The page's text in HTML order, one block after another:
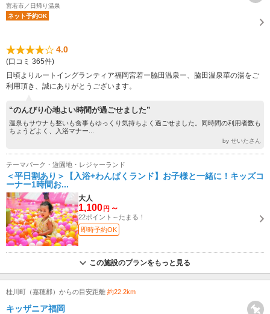
宮若市／日帰り温泉
ネット予約OK
4.0
(口コミ 365件)
日頃よりルートイングランティア福岡宮若ー脇田温泉ー、脇田温泉華の湯をご
利用頂き、誠にありがとうございます。
“のんびり心地よい時間が過ごせました”
温泉もサウナも整いも食事もゆっくり気持ちよく過ごせました。同時間の利用者数も
ちょうどよく、入浴マナー...
by せいたさん
テーマパーク・遊園地・レジャーランド
＜平日割あり＞【入浴+わんぱくランド】お子様と一緒に！キッズコ
ーナー1時間お...
大人
1,100 円 ～
22ポイント～たまる！
即時予約OK
この施設のプランをもっと見る
桂川町（嘉穂郡）からの目安距離 約22.2km
キッザニア福岡